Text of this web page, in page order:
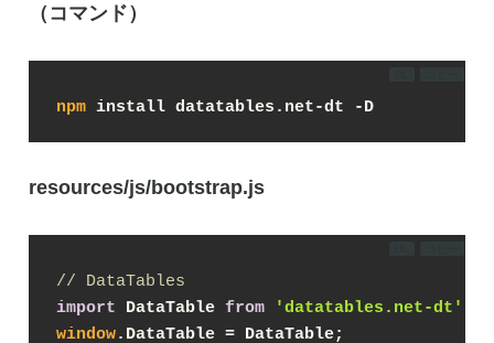
（コマンド）
npm install datatables.net-dt -D
resources/js/bootstrap.js
// DataTables
import DataTable from 'datatables.net-dt'
window.DataTable = DataTable;